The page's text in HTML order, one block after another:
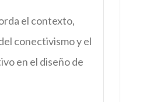
el contexto,
conectivismo y el
en el diseño de